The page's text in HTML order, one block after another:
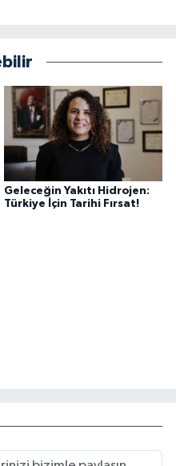
Geleceğin Yakıtı Hidrojen:
Türkiye İçin Tarihi Fırsat!